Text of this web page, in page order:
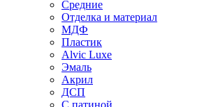
Средние
Отделка и материал
МДФ
Пластик
Alvic Luxe
Эмаль
Акрил
ДСП
С патиной